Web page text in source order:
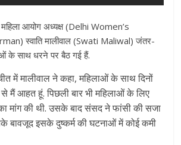
आयोग अध्यक्ष (Delhi Women’s
स्वाति मालीवाल (Swati Maliwal) जंतर-
के साथ धरने पर बैठ गई हैं.
में मालीवाल ने कहा, महिलाओं के साथ दिनों
मैं आहत हूं. पिछली बार भी महिलाओं के लिए
मांग की थी. उसके बाद संसद ने फांसी की सजा
बावजूद इसके दुष्कर्म की घटनाओं में कोई कमी